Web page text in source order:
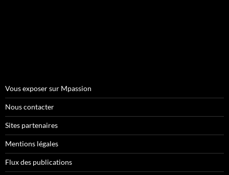
Vous exposer sur Mpassion
Nous contacter
Sites partenaires
Mentions légales
Flux des publications